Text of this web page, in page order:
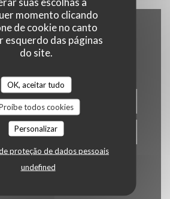
momento clicando
de cookie no canto
esquerdo das páginas
do site.
OK, aceitar tudo
todos cookies
Personalizar
proteção de dados pessoais
undefined
nos
UMA MESA
VOUCHERS